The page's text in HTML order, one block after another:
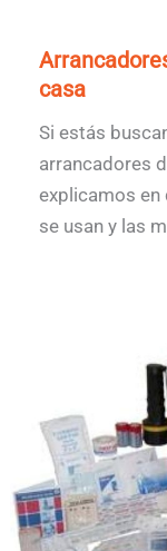
casa
Si estás
arrancadores
explicamos en
se usan y las